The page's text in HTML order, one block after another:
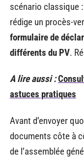
scénario classique
rédige un procès-
formulaire de
différents du PV.
A lire aussi :
astuces pratiques
Avant d’envoyer
documents côte à
de l’assemblée